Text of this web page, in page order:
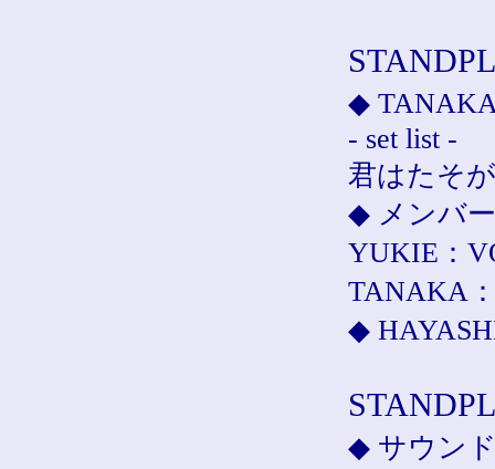
◆
- set list -
君はたそ
◆ メンバー
YUKIE：
TANAKA
◆
◆ サウン